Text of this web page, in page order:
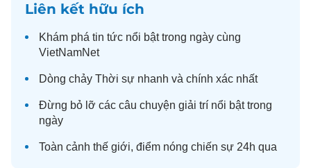
Liên kết hữu ích
Khám phá tin tức nổi bật trong ngày cùng
VietNamNet
Dòng chảy Thời sự nhanh và chính xác nhất
Đừng bỏ lỡ các câu chuyện giải trí nổi bật trong
ngày
Toàn cảnh thế giới, điểm nóng chiến sự 24h qua